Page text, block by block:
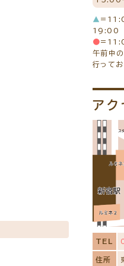
▲
19:00
●
午前中
行ってお
アク
TEL
住所